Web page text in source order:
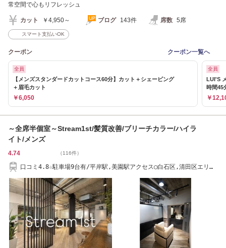
常空間で心もリフレッシュ
カット ￥4,950～ ブログ 143件 席数 5席
スマート支払いOK
クーポン クーポン一覧へ
全員
【メンズスタンダードカットコース60分】カット＋シェービング
＋眉毛カット
￥6,050
全員
LUI'S
時間45
￥
～全席半個室～Stream1st/髪質改善/ブリーチカラー/ハイラ
イト/メンズ
4.74 （116件）
口コミ4.8☆駐車場9台有/平岸駅,美園駅アクセス◯白石区,清田区エリア